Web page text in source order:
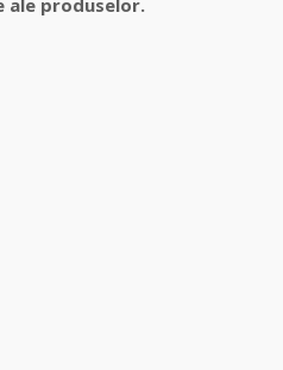
ale produselor.